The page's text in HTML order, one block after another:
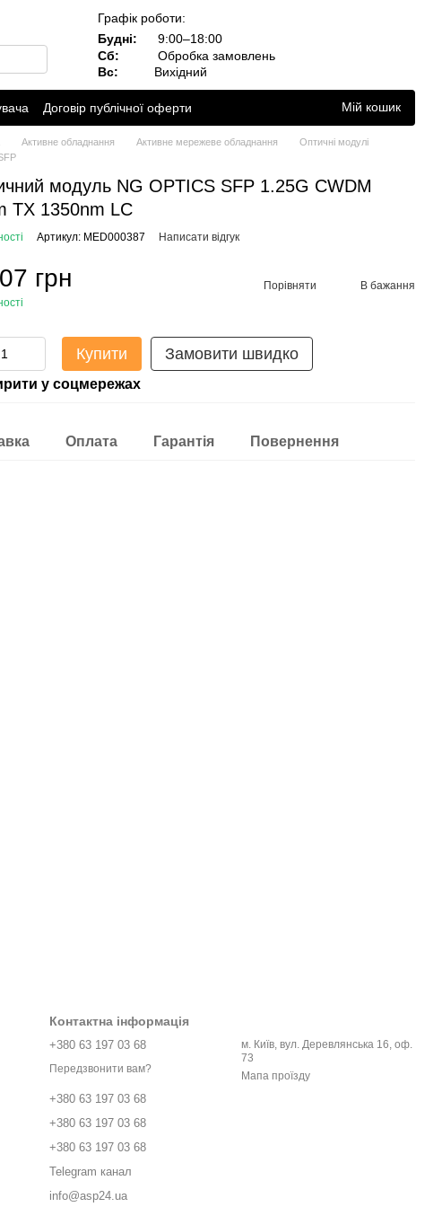
Графік роботи:
Будні:
9:00–18:00
Сб:
Обробка замовлень
Вс:
Вихідний
Договір публічної оферти
Мій кошик
Активне обладнання Активне мережеве обладнання
Оптичні модулі
модуль NG OPTICS SFP 1.25G CWDM
TX 1350nm LC
Артикул: MED000387 Написати відгук
грн Порівняти В бажання
Купити Замовити швидко
у соцмережах
Оплата Гарантія Повернення
Контактна інформація
+380 63 197 03 68
Передзвонити вам?
+380 63 197 03 68
+380 63 197 03 68
+380 63 197 03 68
Telegram канал
info@asp24.ua
м. Київ, вул. Деревлянська 16, оф.
73
Мапа проїзду